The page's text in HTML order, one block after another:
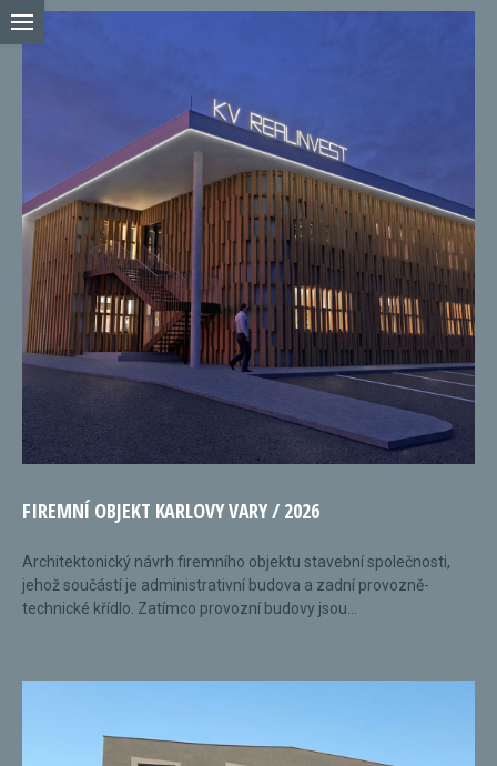
FIREMNÍ OBJEKT KARLOVY VARY / 2026
Architektonický návrh firemního objektu stavební společnosti,
jehož součástí je administrativní budova a zadní provozně-
technické křídlo. Zatímco provozní budovy jsou...